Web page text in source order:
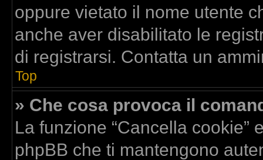
oppure vietato il nome utente
anche aver disabilitato le
di registrarsi. Contatta un
Top
» Che cosa provoca il
La funzione “Cancella
phpBB che ti mantengono